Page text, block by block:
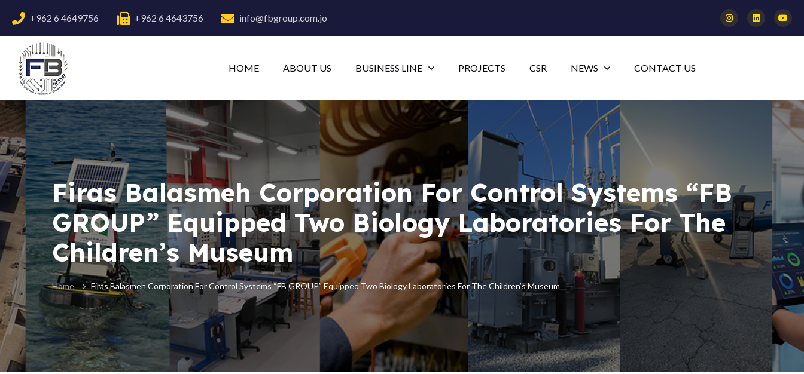
+962 6 4649756 +962 6 4643756 info@fbgroup.com.jo
HOME ABOUT US BUSINESS LINE PROJECTS CSR NEWS CONTACT US
Firas Balasmeh Corporation For Control Systems “FB
GROUP” Equipped Two Biology Laboratories For The
Children’s Museum
Home Firas Balasmeh Corporation For Control Systems “FB GROUP” Equipped Two Biology Laboratories For The Children’s Museum